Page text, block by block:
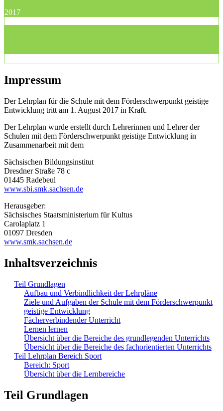
2017
Impressum
Der Lehrplan für die Schule mit dem Förderschwerpunkt geistige
Entwicklung tritt am 1. August 2017 in Kraft.
Der Lehrplan wurde erstellt durch Lehrerinnen und Lehrer der
Schulen mit dem Förderschwerpunkt geistige Entwicklung in
Zusammenarbeit mit dem
Sächsischen Bildungsinstitut
Dresdner Straße 78 c
01445 Radebeul
www.sbi.smk.sachsen.de
Herausgeber:
Sächsisches Staatsministerium für Kultus
Carolaplatz 1
01097 Dresden
www.smk.sachsen.de
Inhaltsverzeichnis
Teil Grundlagen
Aufbau und Verbindlichkeit der Lehrpläne
Ziele und Aufgaben der Schule mit dem Förderschwerpunkt
geistige Entwicklung
Fächerverbindender Unterricht
Lernen lernen
Übersicht über die Bereiche des grundlegenden Unterrichts
Übersicht über die Bereiche des fachorientierten Unterrichts
Teil Lehrplan Bereich Sport
Bereich: Sport
Übersicht über die Lernbereiche
Teil Grundlagen